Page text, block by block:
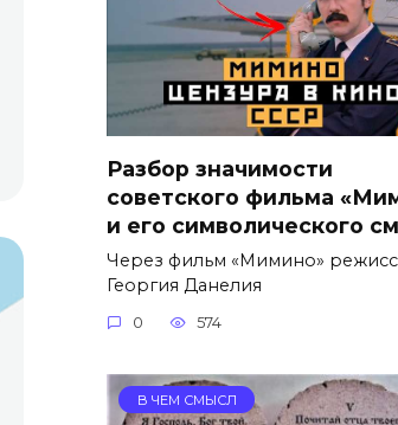
Разбор значимости
советского фильма
и его символического
Через фильм «Мимино»
Георгия Данелия
0 574
В ЧЕМ СМЫСЛ